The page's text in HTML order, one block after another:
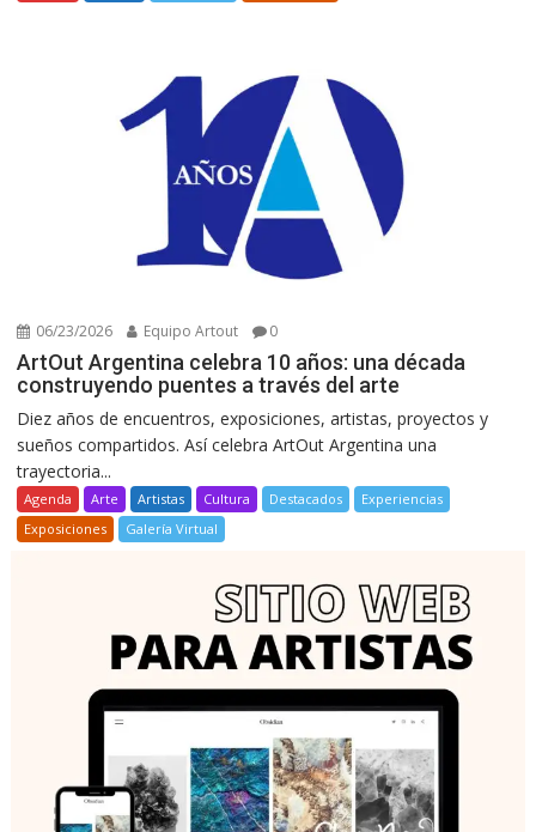
06/23/2026 Equipo Artout 0
ArtOut Argentina celebra 10 años: una década
construyendo puentes a través del arte
Diez años de encuentros, exposiciones, artistas, proyectos y
sueños compartidos. Así celebra ArtOut Argentina una
trayectoria...
Agenda Arte Artistas Cultura Destacados
Experiencias
Exposiciones
Galería Virtual